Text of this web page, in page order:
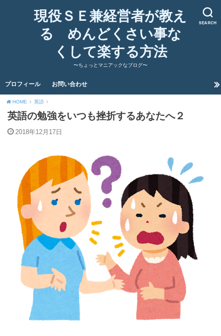
SEARCH
現役ＳＥ兼経営者が教え
る めんどくさい事な
くして楽する方法
〜ちょっとマニアックなブログ〜
プロフィール お問い合わせ
HOME 英語
英語の勉強をいつも挫折するあなたへ２
2018年12月17日